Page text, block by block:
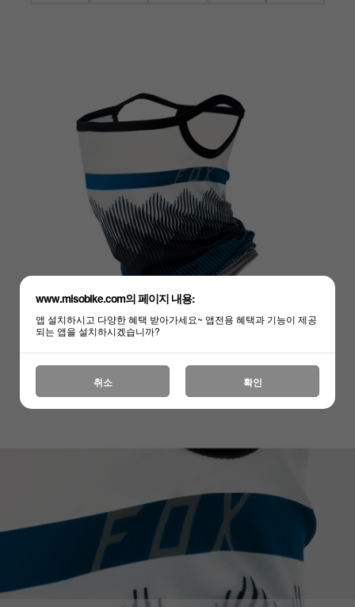
www.misobike.com의 페이지 내용:
앱 설치하시고 다양한 혜택 받아가세요~ 앱전용 혜택과 기능이 제공
되는 앱을 설치하시겠습니까?
취소 확인